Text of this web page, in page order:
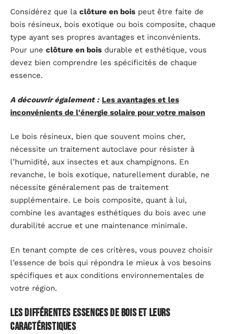
Considérez que la clôture en bois peut être faite de
bois résineux, bois exotique ou bois composite, chaque
type ayant ses propres avantages et inconvénients.
Pour une clôture en bois durable et esthétique, vous
devez bien comprendre les spécificités de chaque
essence.
A découvrir également : Les avantages et les
inconvénients de l'énergie solaire pour votre maison
Le bois résineux, bien que souvent moins cher,
nécessite un traitement autoclave pour résister à
l’humidité, aux insectes et aux champignons. En
revanche, le bois exotique, naturellement durable, ne
nécessite généralement pas de traitement
supplémentaire. Le bois composite, quant à lui,
combine les avantages esthétiques du bois avec une
durabilité accrue et une maintenance minimale.
En tenant compte de ces critères, vous pouvez choisir
l’essence de bois qui répondra le mieux à vos besoins
spécifiques et aux conditions environnementales de
votre région.
Les différentes essences de bois et leurs
caractéristiques